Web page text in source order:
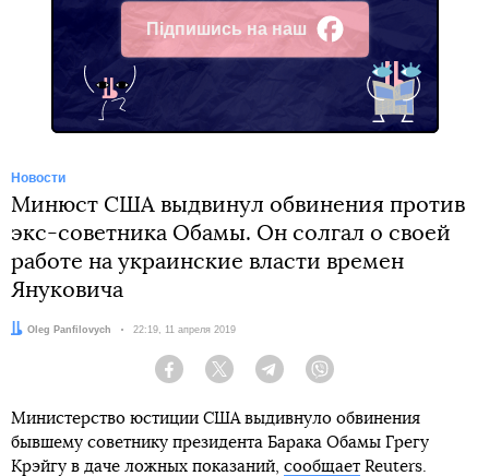
Підпишись на наш
Facebook
Новости
Минюст США выдвинул обвинения против
экс-советника Обамы. Он солгал о своей
работе на украинские власти времен
Януковича
Автор:
Oleg Panfilovych Дата:
22:19, 11 апреля 2019
Facebook Twitter Telegram
Министерство юстиции США выдивнуло обвинения
бывшему советнику президента Барака Обамы Грегу
Крэйгу в даче ложных показаний, сообщает Reuters.